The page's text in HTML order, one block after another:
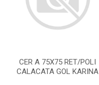
CER A 75X75 RET/POLI
CALACATA GOL KARINA